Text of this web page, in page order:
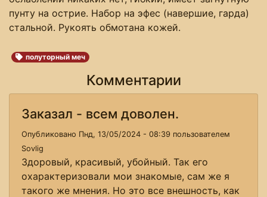
пунту на острие. Набор на эфес (навершие, гарда)
стальной. Рукоять обмотана кожей.
полуторный меч
Комментарии
Заказал - всем доволен.
Опубликовано Пнд, 13/05/2024 - 08:39 пользователем
Sovlig
Здоровый, красивый, убойный. Так его
охарактеризовали мои знакомые, сам же я
такого же мнения. Но это все внешность, как